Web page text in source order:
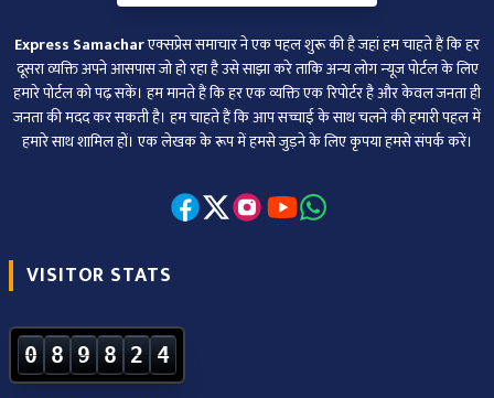
Express Samacharएक्सप्रेस समाचार ने एक पहल शुरू की है जहां हम चाहते हैं कि हर
दूसरा व्‍यक्ति अपने आसपास जो हो रहा है उसे साझा करे ताकि अन्‍य लोग न्‍यूज पोर्टल के लिए
हमारे पोर्टल को पढ़ सकें। हम मानते हैं कि हर एक व्यक्ति एक रिपोर्टर है और केवल जनता ही
जनता की मदद कर सकती है। हम चाहते हैं कि आप सच्चाई के साथ चलने की हमारी पहल में
हमारे साथ शामिल हों। एक लेखक के रूप में हमसे जुड़ने के लिए कृपया हमसे संपर्क करें।
VISITOR STATS
0 8 9 8 2 4